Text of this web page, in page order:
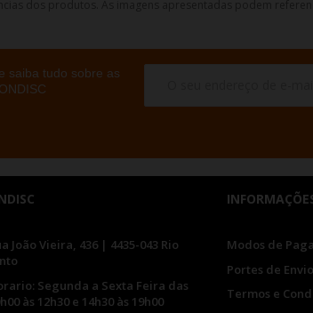
saiba tudo sobre as
João Vieira, 436 | 4435-043 Rio
Segunda a Sexta Feira das
às 12h30 e 14h30 às 19h00
Modos de
Portes de Envio
Termos e